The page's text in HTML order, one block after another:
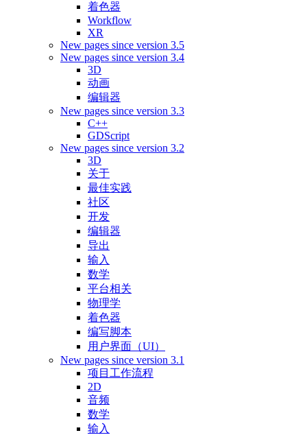
着色器
Workflow
XR
New pages since version 3.5
New pages since version 3.4
3D
动画
编辑器
New pages since version 3.3
C++
GDScript
New pages since version 3.2
3D
关于
最佳实践
社区
开发
编辑器
导出
输入
数学
平台相关
物理学
着色器
编写脚本
用户界面（UI）
New pages since version 3.1
项目工作流程
2D
音频
数学
输入